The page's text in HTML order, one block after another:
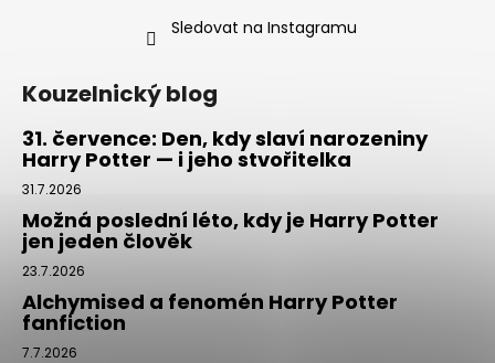
Sledovat na Instagramu
Kouzelnický blog
31. července: Den, kdy slaví narozeniny
Harry Potter — i jeho stvořitelka
31.7.2026
Možná poslední léto, kdy je Harry Potter
jen jeden člověk
23.7.2026
Alchymised a fenomén Harry Potter
fanfiction
7.7.2026